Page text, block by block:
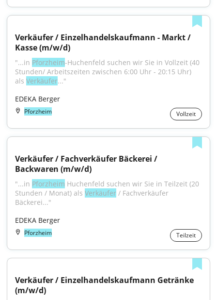
Verkäufer / Einzelhandelskaufmann - Markt /
Kasse (m/w/d)
"...in Pforzheim-Huchenfeld suchen wir Sie in Vollzeit (40
Stunden/ Arbeitszeiten zwischen 6:00 Uhr - 20:15 Uhr)
als Verkäufer..."
EDEKA Berger
Pforzheim Vollzeit
Verkäufer / Fachverkäufer Bäckerei /
Backwaren (m/w/d)
"...in Pforzheim Huchenfeld suchen wir Sie in Teilzeit (20
Stunden / Monat) als Verkäufer / Fachverkäufer
Bäckerei..."
EDEKA Berger
Pforzheim Teilzeit
Verkäufer / Einzelhandelskaufmann Getränke
(m/w/d)